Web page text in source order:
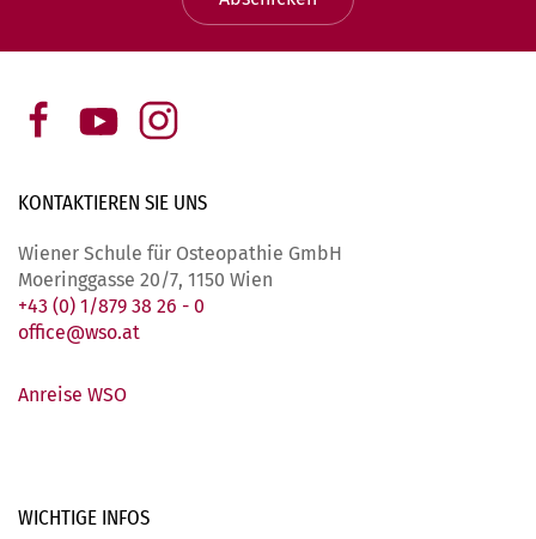
KONTAKTIEREN SIE UNS
Wiener Schule für Osteopathie GmbH
Moeringgasse 20/7, 1150 Wien
+43 (0) 1/879 38 26 - 0
office@wso.at
Anreise WSO
WICHTIGE INFOS